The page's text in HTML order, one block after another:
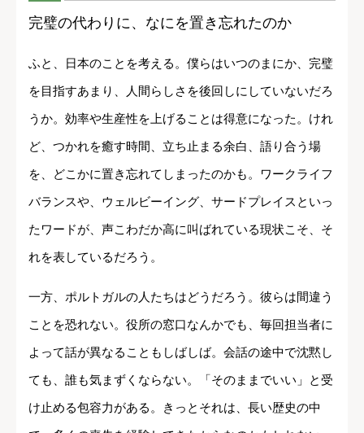
完璧の代わりに、なにを置き忘れたのか
ふと、日本のことを考える。僕らはいつのまにか、完璧
を目指すあまり、人間らしさを後回しにしていないだろ
うか。効率や生産性を上げることは得意になった。けれ
ど、つかれを癒す時間、立ち止まる余白、語り合う場
を、どこかに置き忘れてしまったのかも。ワークライフ
バランスや、ウェルビーイング、サードプレイスといっ
たワードが、声こわだか高に叫ばれている現状こそ、そ
れを表しているだろう。
一方、ポルトガルの人たちはどうだろう。彼らは間違う
ことを恐れない。役所の窓口なんかでも、毎回担当者に
よって話が異なることもしばしば。会話の途中で沈黙し
ても、誰も気まずくならない。「そのままでいい」と受
け止める包容力がある。きっとそれは、長い歴史の中